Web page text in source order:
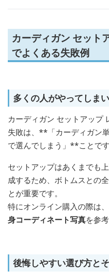
カーディガン セット
でよくある失敗例
多くの人がやってしま
カーディガン セットアップ
失敗は、**「カーディガン
で選んでしまう」**ことです
セットアップはあくまでも
成するため、ボトムスとの
とが重要です。
特にオンライン購入の際は、
身コーディネート写真を参
後悔しやすい選び方と